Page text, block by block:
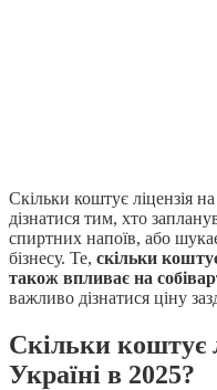
Скільки коштує ліцензія
дізнатися тим, хто
спиртних напоїв, або
бізнесу. Те, скільки
також впливає на
важливо дізнатися ціну
Скільки коштує
Україні в 2025?